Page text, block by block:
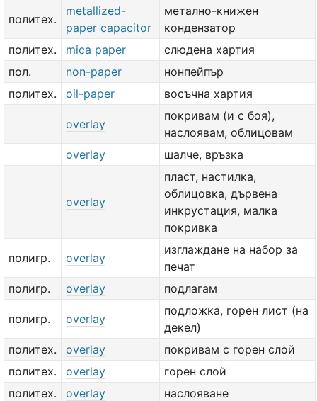
политех.
metallized-
paper capacitor
метално-книжен
кондензатор
политех.
mica paper
слюдена хартия
пол.
non-paper
нонпейпър
политех.
oil-paper восъчна хартия
overlay
покривам (и с боя),
наслоявам, облицовам
overlay
шалче, връзка
overlay
пласт, настилка,
облицовка, дървена
инкрустация, малка
покривка
полигр. overlay
изглаждане на набор за
печат
полигр.
overlay подлагам
полигр. overlay
подложка, горен лист (на
декел)
политех.
overlay
покривам с горен слой
политех.
overlay
горен слой
политех.
overlay наслояване